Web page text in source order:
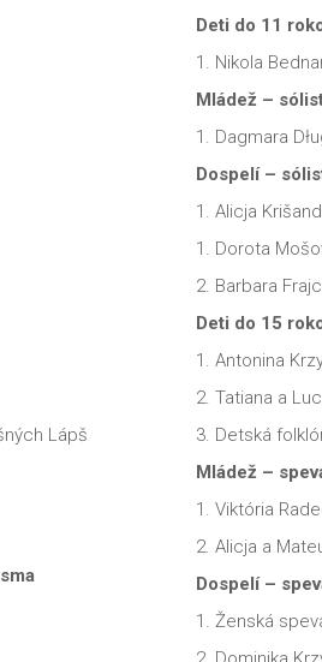
Lápš
Deti do 11
1. Nikola
Mládež –
1. Dagmara
Dospelí –
1. Alicja
1. Dorota
2. Barbara
Deti do 15
1. Antonina
2. Tatiana a
3. Detská
Mládež –
1. Viktória
2. Alicja a
Dospelí –
1. Ženská